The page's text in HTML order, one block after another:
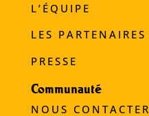
L’ÉQUIPE
LES PARTENAIRES
PRESSE
Communauté
NOUS CONTACTER